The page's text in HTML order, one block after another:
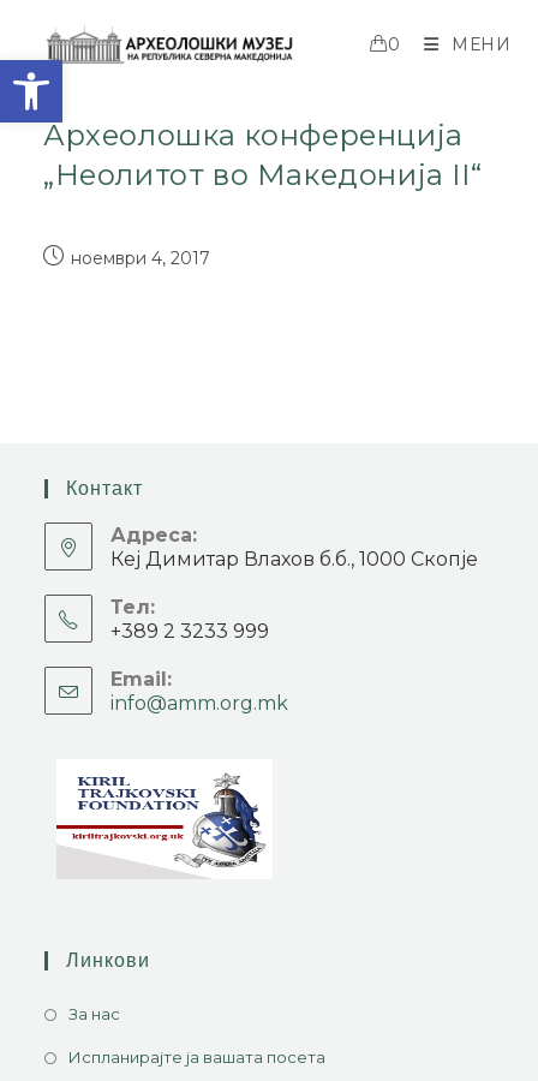
Open toolbar
0 МЕНИ
Археолошка конференција
„Неолитот во Македонија II“
ноември 4, 2017
Контакт
Адреса:
Кеј Димитар Влахов б.б., 1000 Скопје
Тел:
+389 2 3233 999
Email:
info@amm.org.mk
Линкови
За нас
Испланирајте ја вашата посета